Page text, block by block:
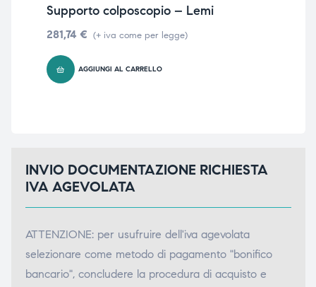
Supporto colposcopio – Lemi
281,74 € (+ iva come per legge)
AGGIUNGI AL CARRELLO
INVIO DOCUMENTAZIONE RICHIESTA
IVA AGEVOLATA
ATTENZIONE: per usufruire dell'iva agevolata
selezionare come metodo di pagamento "bonifico
bancario", concludere la procedura di acquisto e